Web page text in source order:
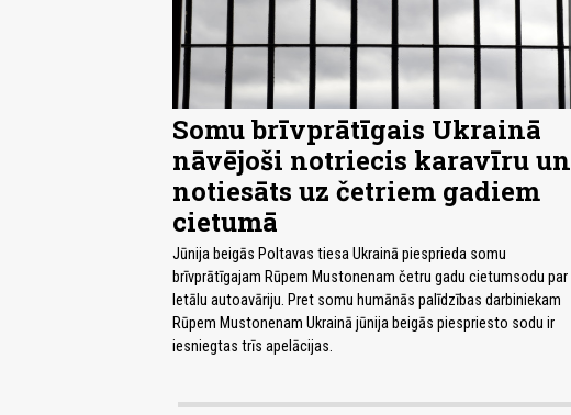
Somu brīvprātīgais Ukrainā
nāvējoši notriecis karavīru un
notiesāts uz četriem gadiem
cietumā
Jūnija beigās Poltavas tiesa Ukrainā piesprieda somu
brīvprātīgajam Rūpem Mustonenam četru gadu cietumsodu par
letālu autoavāriju. Pret somu humānās palīdzības darbiniekam
Rūpem Mustonenam Ukrainā jūnija beigās piespriesto sodu ir
iesniegtas trīs apelācijas.